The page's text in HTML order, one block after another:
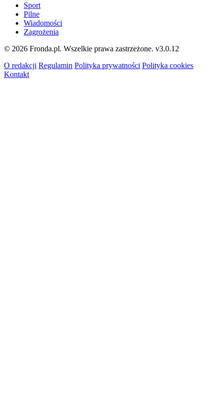
Sport
Pilne
Wiadomości
Zagrożenia
© 2026 Fronda.pl. Wszelkie prawa zastrzeżone. v3.0.12
O redakcji Regulamin Polityka prywatności Polityka cookies
Kontakt